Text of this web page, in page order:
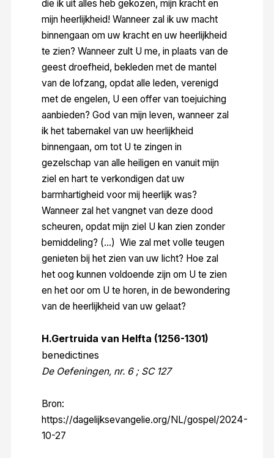
die ik uit alles heb gekozen, mijn kracht en
mijn heerlijkheid! Wanneer zal ik uw macht
binnengaan om uw kracht en uw heerlijkheid
te zien? Wanneer zult U me, in plaats van de
geest droefheid, bekleden met de mantel
van de lofzang, opdat alle leden, verenigd
met de engelen, U een offer van toejuiching
aanbieden? God van mijn leven, wanneer zal
ik het tabernakel van uw heerlijkheid
binnengaan, om tot U te zingen in
gezelschap van alle heiligen en vanuit mijn
ziel en hart te verkondigen dat uw
barmhartigheid voor mij heerlijk was?
Wanneer zal het vangnet van deze dood
scheuren, opdat mijn ziel U kan zien zonder
bemiddeling? (…) Wie zal met volle teugen
genieten bij het zien van uw licht? Hoe zal
het oog kunnen voldoende zijn om U te zien
en het oor om U te horen, in de bewondering
van de heerlijkheid van uw gelaat?
H.Gertruida van Helfta (1256-1301)
benedictines
De Oefeningen, nr. 6 ; SC 127
Bron:
https://dagelijksevangelie.org/NL/gospel/2024-
10-27